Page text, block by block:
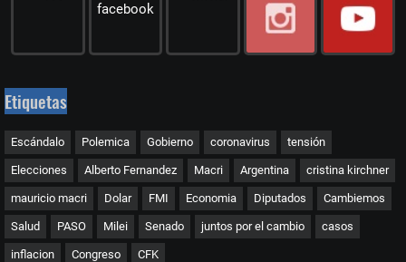
Etiquetas
Escándalo Polemica Gobierno coronavirus tensión
Elecciones Alberto Fernandez Macri Argentina cristina kirchner
mauricio macri Dolar FMI Economia Diputados Cambiemos
Salud PASO Milei Senado juntos por el cambio casos
inflacion Congreso CFK